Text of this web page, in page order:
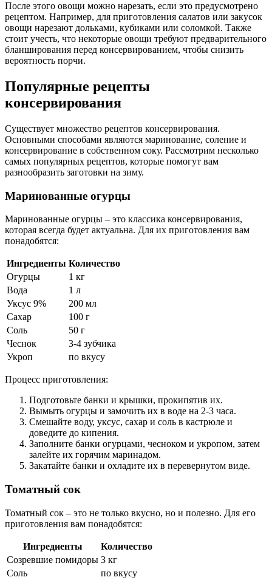
После этого овощи можно нарезать, если это предусмотрено
рецептом. Например, для приготовления салатов или закусок
овощи нарезают дольками, кубиками или соломкой. Также
стоит учесть, что некоторые овощи требуют предварительного
бланширования перед консервированием, чтобы снизить
вероятность порчи.
Популярные рецепты
консервирования
Существует множество рецептов консервирования.
Основными способами являются маринование, соление и
консервирование в собственном соку. Рассмотрим несколько
самых популярных рецептов, которые помогут вам
разнообразить заготовки на зиму.
Маринованные огурцы
Маринованные огурцы – это классика консервирования,
которая всегда будет актуальна. Для их приготовления вам
понадобятся:
Ингредиенты Количество
Огурцы
1 кг
Вода
1 л
Уксус 9%
200 мл
Сахар
100 г
Соль
50 г
Чеснок
3-4 зубчика
Укроп
по вкусу
Процесс приготовления:
Подготовьте банки и крышки, прокипятив их.
Вымыть огурцы и замочить их в воде на 2-3 часа.
Смешайте воду, уксус, сахар и соль в кастрюле и
доведите до кипения.
Заполните банки огурцами, чесноком и укропом, затем
залейте их горячим маринадом.
Закатайте банки и охладите их в перевернутом виде.
Томатный сок
Томатный сок – это не только вкусно, но и полезно. Для его
приготовления вам понадобятся:
Ингредиенты
Количество
Созревшие помидоры 3 кг
Соль
по вкусу